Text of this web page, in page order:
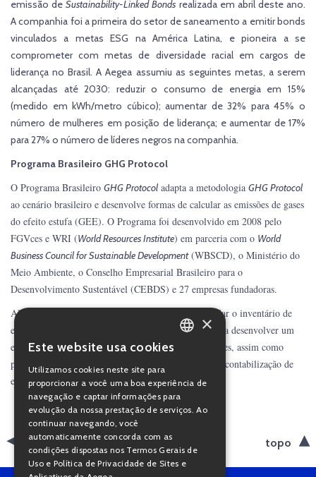
emissão deSustainability-Linked Bonds realizada em abril deste ano.
A companhia foi a primeira do setor de saneamento a emitir bonds
vinculados a metas ESG na América Latina, e pioneira a se
comprometer com metas de diversidade racial em cargos de
liderança no Brasil. A Aegea assumiu as seguintes metas, a serem
alcançadas até 2030: reduzir o consumo de energia em 15%
(medido em kWh/metro cúbico); aumentar de 32% para 45% o
número de mulheres em posição de liderança; e aumentar de 17%
para 27% o número de líderes negros na companhia.
Programa Brasileiro GHG Protocol
O Programa Brasileiro GHG Protocoladapta a metodologia GHG Protocol
ao cenário brasileiro e desenvolve formas de calcular as emissões de gases
do efeito estufa (GEE). O Programa foi desenvolvido em 2008 pelo
FGVces e WRI (World Resources Institute) em parceria com o World
Business Council for Sustainable Development(WBSCD), o Ministério do
Meio Ambiente, o Conselho Empresarial Brasileiro para o
Desenvolvimento Sustentável (CEBDS) e 27 empresas fundadoras.
Alguns dos objetivos do Programa envolvem estimular o inventário de
emissões de GEE na cultura corporativa do Brasil para desenvolver um
enfrentamento às mudanças climáticas nas organizações, assim como
proporcionar padrões de qualidade internacional para contabilização de
emissões e publicações de inventários.
voltar topo
PORTUGUESE
×
Este website usa cookies
Utilizamos cookies neste site para
proporcionar a você uma boa experiência de
navegação e captar informações para
evolução da nossa prestação de serviços. Ao
continuar navegando, você
automaticamente concorda com as
condições dispostas nos Termos Gerais de
Uso e Política de Privacidade de Sites e